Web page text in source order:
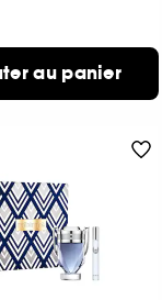
au panier